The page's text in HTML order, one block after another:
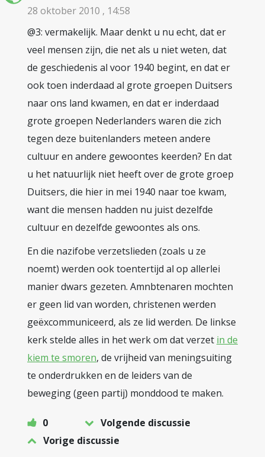
28 oktober 2010 , 14:58
@3: vermakelijk. Maar denkt u nu echt, dat er
veel mensen zijn, die net als u niet weten, dat
de geschiedenis al voor 1940 begint, en dat er
ook toen inderdaad al grote groepen Duitsers
naar ons land kwamen, en dat er inderdaad
grote groepen Nederlanders waren die zich
tegen deze buitenlanders meteen andere
cultuur en andere gewoontes keerden? En dat
u het natuurlijk niet heeft over de grote groep
Duitsers, die hier in mei 1940 naar toe kwam,
want die mensen hadden nu juist dezelfde
cultuur en dezelfde gewoontes als ons.
En die nazifobe verzetslieden (zoals u ze
noemt) werden ook toentertijd al op allerlei
manier dwars gezeten. Amnbtenaren mochten
er geen lid van worden, christenen werden
geëxcommuniceerd, als ze lid werden. De linkse
kerk stelde alles in het werk om dat verzet in de
kiem te smoren, de vrijheid van meningsuiting
te onderdrukken en de leiders van de
beweging (geen partij) monddood te maken.
0
Volgende discussie
Vorige discussie